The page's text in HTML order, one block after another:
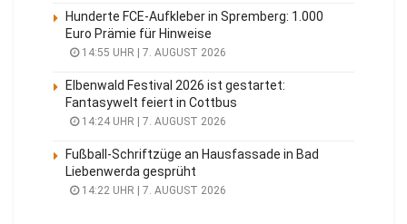
Hunderte FCE-Aufkleber in Spremberg: 1.000
Euro Prämie für Hinweise
14:55 UHR | 7. AUGUST 2026
Elbenwald Festival 2026 ist gestartet:
Fantasywelt feiert in Cottbus
14:24 UHR | 7. AUGUST 2026
Fußball-Schriftzüge an Hausfassade in Bad
Liebenwerda gesprüht
14:22 UHR | 7. AUGUST 2026